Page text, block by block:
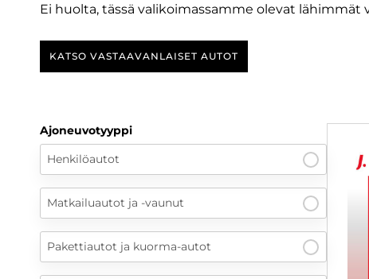
Ei huolta, tässä valikoimassamme olevat lähimmät
KATSO VASTAAVANLAISET AUTOT
Ajoneuvotyyppi
Henkilöautot
Matkailuautot ja -vaunut
Pakettiautot ja kuorma-autot